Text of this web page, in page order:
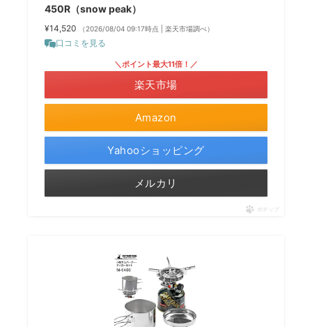
450R（snow peak）
¥14,520 （2026/08/04 09:17時点 | 楽天市場調べ）
口コミを見る
Amazon
＼ポイント最大11倍！／
楽天市場
Yahooショッピング
メルカリ
ポチップ